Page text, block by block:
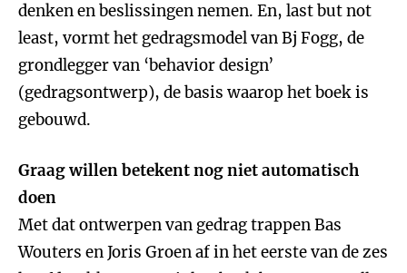
denken en beslissingen nemen. En, last but not
least, vormt het gedragsmodel van Bj Fogg, de
grondlegger van ‘behavior design’
(gedragsontwerp), de basis waarop het boek is
gebouwd.
Graag willen betekent nog niet automatisch
doen
Met dat ontwerpen van gedrag trappen Bas
Wouters en Joris Groen af in het eerste van de zes